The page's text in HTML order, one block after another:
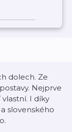
dolech. Ze
Nejprve
I díky
slovenského